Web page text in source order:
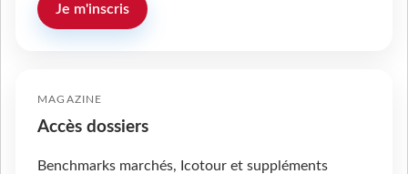
Je m'inscris
MAGAZINE
Accès dossiers
Benchmarks marchés, Icotour et suppléments